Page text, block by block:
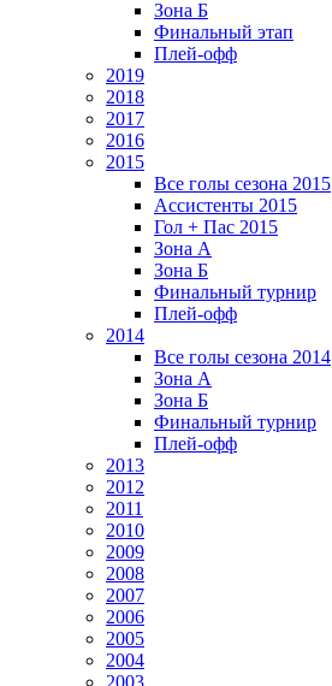
Зона Б
Финальный этап
Плей-офф
2019
2018
2017
2016
2015
Все голы сезона 2015
Ассистенты 2015
Гол + Пас 2015
Зона А
Зона Б
Финальный турнир
Плей-офф
2014
Все голы сезона 2014
Зона А
Зона Б
Финальный турнир
Плей-офф
2013
2012
2011
2010
2009
2008
2007
2006
2005
2004
2003